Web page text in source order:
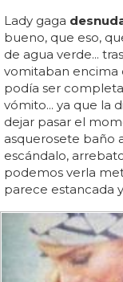
Lady gaga
bueno, que eso,
de agua verde...
vomitaban encima
podía ser
vómito... ya que la
dejar pasar el
asquerosete baño
escándalo,
podemos verla
parece estancada